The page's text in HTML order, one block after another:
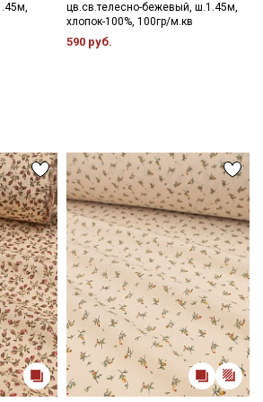
стороны.
отличаться от оригинального
от настроек вашего монитора и в
цв.св.телесно-бежевый, ш.1.45м,
хлопок-100%, 100гр/м.кв
590 руб.
от Купава